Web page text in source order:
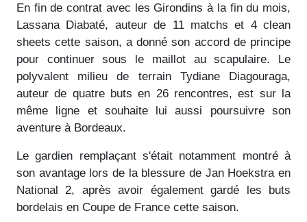
En fin de contrat avec les Girondins à la fin du mois,
Lassana Diabaté, auteur de 11 matchs et 4 clean
sheets cette saison, a donné son accord de principe
pour continuer sous le maillot au scapulaire. Le
polyvalent milieu de terrain Tydiane Diagouraga,
auteur de quatre buts en 26 rencontres, est sur la
même ligne et souhaite lui aussi poursuivre son
aventure à Bordeaux.
Le gardien remplaçant s'était notamment montré à
son avantage lors de la blessure de Jan Hoekstra en
National 2, après avoir également gardé les buts
bordelais en Coupe de France cette saison.